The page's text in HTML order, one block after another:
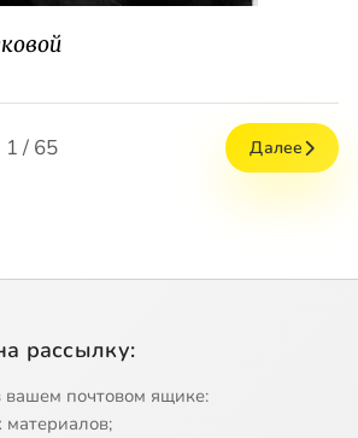
1 / 65 Далее
рассылку:
почтовом ящике: